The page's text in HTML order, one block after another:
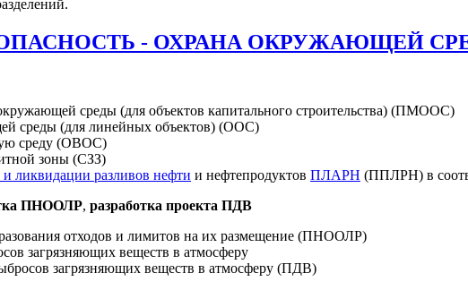
- ОХРАНА ОКРУЖАЮЩЕЙ
среды (для объектов капитального строительства) (ПМООС)
среды (для линейных объектов) (ООС)
среду (ОВОС)
зоны (СЗЗ)
ликвидации разливов нефти и нефтепродуктов ПЛАРН (ППЛРН) в
ПНООЛР, разработка проекта ПДВ
отходов и лимитов на их размещение (ПНООЛР)
загрязняющих веществ в атмосферу
загрязняющих веществ в атмосферу (ПДВ)